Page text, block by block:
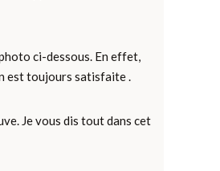
ci-dessous. En effet,
est toujours satisfaite .
Je vous dis tout dans cet